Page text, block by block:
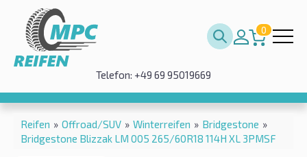
0
Telefon: +49 69 95019669
Reifen » Offroad/SUV » Winterreifen » Bridgestone »
Bridgestone Blizzak LM 005 265/60R18 114H XL 3PMSF